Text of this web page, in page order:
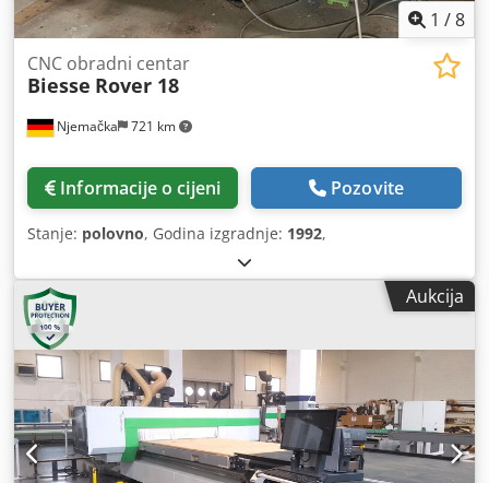
1 /8
Njemačka 721 km
CNC obradni centar
Biesse Rover 18
Informacije o cijeni Pozovite
Stanje: polovno, Godina izgradnje: 1992,
Aukcija